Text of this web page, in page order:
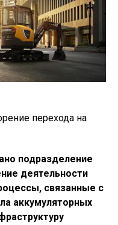
подразделение
деятельности
связанные с
аккумуляторных